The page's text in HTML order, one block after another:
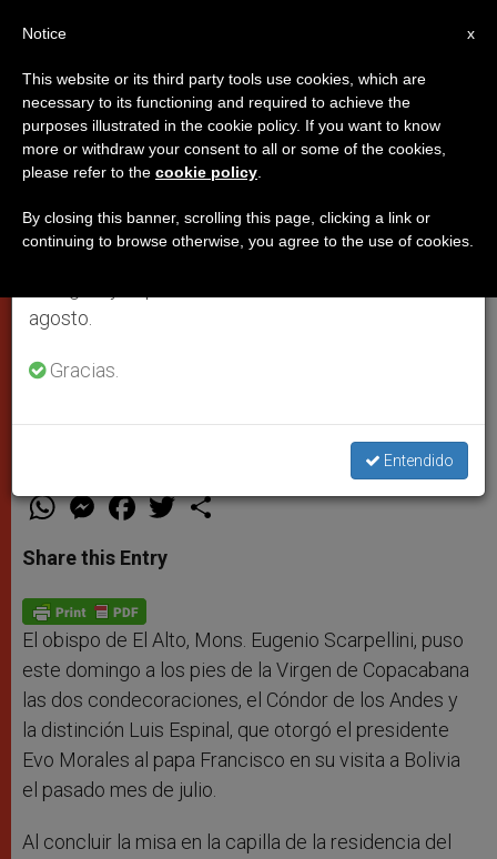
Las condecoraciones que el
Papa recibió en Bolivia ya están a
los pies de la Virgen de
del país las dos distinciones que le
entregó el presidente Evo Morales
PAPAS
W
t
s
p
p
M
e
s
e
g
e
F
a
e
b
o
k
T
w
S
Share this Entry
El obispo de El Alto, Mons. Eugenio Scarpellini, puso
este domingo a los pies de la Virgen de Copacabana
las dos condecoraciones, el Cóndor de los Andes y
la distinción Luis Espinal, que otorgó el presidente
Evo Morales al papa Francisco en su visita a Bolivia
el pasado mes de julio.
Al concluir la misa en la capilla de la residencia del
×
Aviso importante
Del 27 de julio al 7 de agosto haremos la pausa
anual, aprovechando que en el periodo de verano
se generan menos informaciones y también el
agosto.
Gracias.
Entendido
x
Notice
This website or its third party tools use cookies, which are
necessary to its functioning and required to achieve the
purposes illustrated in the cookie policy. If you want to know
more or withdraw your consent to all or some of the cookies,
please refer to the cookie policy
By closing this banner, scrolling this page, clicking a link or
continuing to browse otherwise, you agree to the use of cookies.